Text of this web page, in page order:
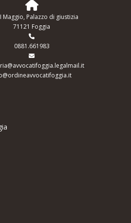
Maggio, Palazzo di giustizia
71121 Foggia
0881.661983